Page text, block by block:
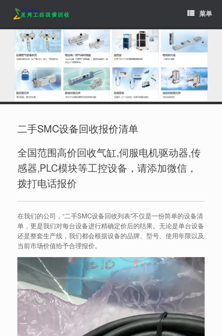
content
菜单
二手SMC设备回收报价清单
全国范围高价回收气缸,伺服电机驱动器,传
感器,PLC模块等工控设备，请添加微信，
拨打电话报价
在我们的公司，“二手SMC设备回收列表”不仅是一份简单的设备清
单，更是我们对每台设备进行精确定价后的结果。无论是单台设备
还是整套生产线，我们都会根据设备的品牌、型号、使用年限以及
当前市场价值给予合理报价。